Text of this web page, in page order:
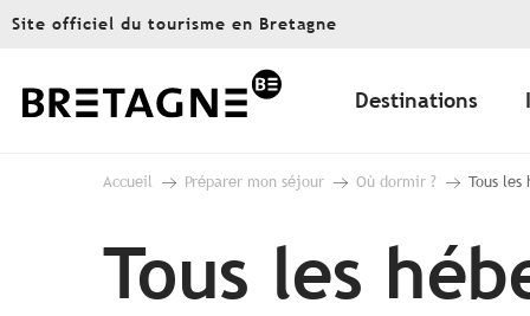
Aller
principal
Site officiel du tourisme en Bretagne
Destinations
Accueil Préparer mon séjour Où dormir ? Tous les
Tous les